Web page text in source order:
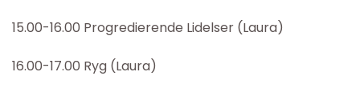
15.00-16.00 Progredierende Lidelser (Laura)
16.00-17.00 Ryg (Laura)